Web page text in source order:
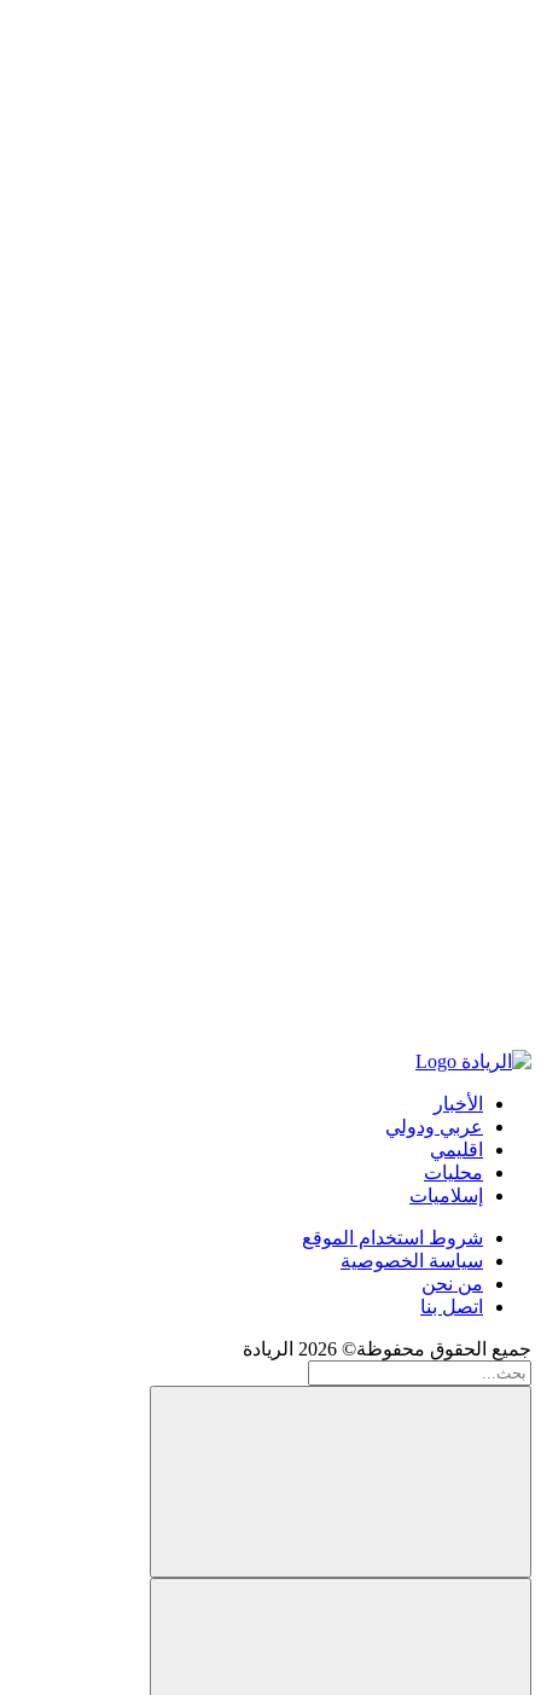
الأخبار
عربي ودولي
اقليمي
محليات
إسلاميات
شروط استخدام الموقع
سياسة الخصوصية
من نحن
اتصل بنا
جميع الحقوق محفوظة© 2026 الريادة